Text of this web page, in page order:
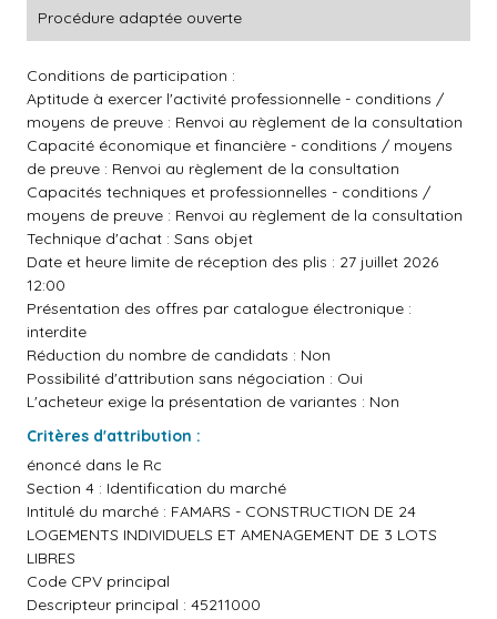
Procédure adaptée ouverte
Conditions de participation :
Aptitude à exercer l'activité professionnelle - conditions /
moyens de preuve : Renvoi au règlement de la consultation
Capacité économique et financière - conditions / moyens
de preuve : Renvoi au règlement de la consultation
Capacités techniques et professionnelles - conditions /
moyens de preuve : Renvoi au règlement de la consultation
Technique d'achat : Sans objet
Date et heure limite de réception des plis : 27 juillet 2026
12:00
Présentation des offres par catalogue électronique :
interdite
Réduction du nombre de candidats : Non
Possibilité d'attribution sans négociation : Oui
L'acheteur exige la présentation de variantes : Non
Critères d'attribution :
énoncé dans le Rc
Section 4 : Identification du marché
Intitulé du marché : FAMARS - CONSTRUCTION DE 24
LOGEMENTS INDIVIDUELS ET AMENAGEMENT DE 3 LOTS
LIBRES
Code CPV principal
Descripteur principal : 45211000